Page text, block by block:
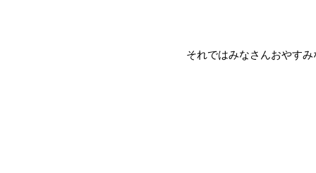
それではみなさんおやす